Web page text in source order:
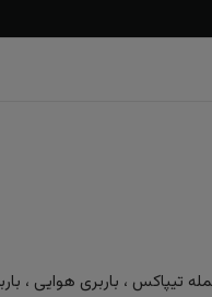
، باربری هوایی ،